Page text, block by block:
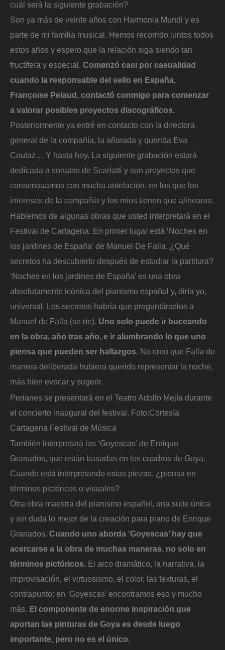
cuál será la siguiente grabación?
Son ya más de veinte años con Harmonia Mundi y es
parte de mi familia musical. Hemos recorrido juntos todos
estos años y espero que la relación siga siendo tan
fructífera y especial. Comenzó casi por casualidad
cuando la responsable del sello en España,
Françoise Pelaud, contactó conmigo para comenzar
a valorar posibles proyectos discográficos.
Posteriormente ya entré en contacto con la directora
general de la compañía, la añorada y querida Eva
Coutaz… Y hasta hoy. La siguiente grabación estará
dedicada a sonatas de Scarlatti y son proyectos que
consensuamos con mucha antelación, en los que los
intereses de la compañía y los míos tienen que alinearse.
Hablemos de algunas obras que usted interpretará en el
Festival de Cartagena. En primer lugar está ‘Noches en
los jardines de España’ de Manuel De Falla. ¿Qué
secretos ha descubierto después de estudiar la partitura?
‘Noches en los jardines de España’ es una obra
absolutamente icónica del pianismo español y, diría yo,
universal. Los secretos habría que preguntárselos a
Manuel de Falla (se ríe). Uno solo puede ir buceando
en la obra, año tras año, e ir alumbrando lo que uno
piensa que pueden ser hallazgos. No creo que Falla de
manera deliberada hubiera querido representar la noche,
más bien evocar y sugerir.
Perianes se presentará en el Teatro Adolfo Mejía durante
el concierto inaugural del festival. Foto:Cortesía
Cartagena Festival de Música
También interpretará las ‘Goyescas’ de Enrique
Granados, que están basadas en los cuadros de Goya.
Cuando está interpretando estas piezas, ¿piensa en
términos pictóricos o visuales?
Otra obra maestra del pianismo español, una suite única
y sin duda lo mejor de la creación para piano de Enrique
Granados. Cuando uno aborda ‘Goyescas’ hay que
acercarse a la obra de muchas maneras, no solo en
términos pictóricos. El arco dramático, la narrativa, la
improvisación, el virtuosismo, el color, las texturas, el
contrapunto: en ‘Goyescas’ encontramos eso y mucho
más. El componente de enorme inspiración que
aportan las pinturas de Goya es desde luego
importante, pero no es el único.